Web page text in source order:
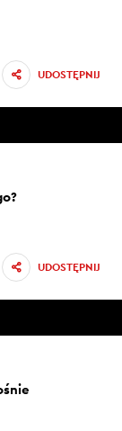
UDOSTĘPNIJ
UDOSTĘPNIJ